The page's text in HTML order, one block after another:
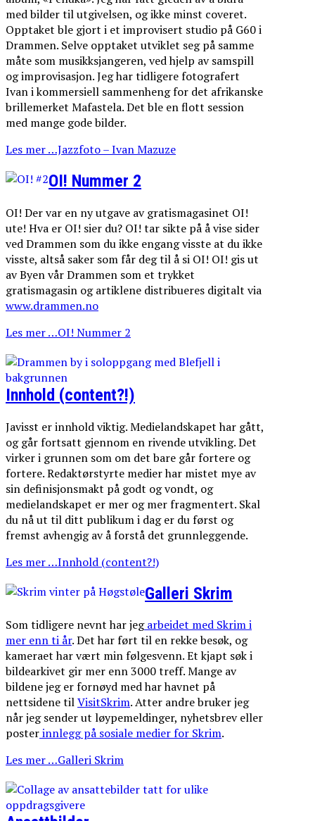
med bilder til utgivelsen, og ikke minst coveret.
Opptaket ble gjort i et improvisert studio på G60 i
Drammen. Selve opptaket utviklet seg på samme
måte som musikksjangeren, ved hjelp av samspill
og improvisasjon. Jeg har tidligere fotografert
Ivan i kommersiell sammenheng for det afrikanske
brillemerket Mafastela. Det ble en flott session
med mange gode bilder.
Les mer …Jazzfoto – Ivan Mazuze
OI! Nummer 2
OI! Der var en ny utgave av gratismagasinet OI!
ute! Hva er OI! sier du? OI! tar sikte på å vise sider
ved Drammen som du ikke engang visste at du ikke
visste, altså saker som får deg til å si OI! OI! gis ut
av Byen vår Drammen som et trykket
gratismagasin og artiklene distribueres digitalt via
www.drammen.no
Les mer …OI! Nummer 2
Innhold (content?!)
Javisst er innhold viktig. Medielandskapet har gått,
og går fortsatt gjennom en rivende utvikling. Det
virker i grunnen som om det bare går fortere og
fortere. Redaktørstyrte medier har mistet mye av
sin definisjonsmakt på godt og vondt, og
medielandskapet er mer og mer fragmentert. Skal
du nå ut til ditt publikum i dag er du først og
fremst avhengig av å forstå det grunnleggende.
Les mer …Innhold (content?!)
Galleri Skrim
Som tidligere nevnt har jegarbeidet med Skrim i
mer enn ti år. Det har ført til en rekke besøk, og
kameraet har vært min følgesvenn. Et kjapt søk i
bildearkivet gir mer enn 3000 treff. Mange av
bildene jeg er fornøyd med har havnet på
nettsidene tilVisitSkrim. Atter andre bruker jeg
når jeg sender ut løypemeldinger, nyhetsbrev eller
posterinnlegg på sosiale medier for Skrim.
Les mer …Galleri Skrim